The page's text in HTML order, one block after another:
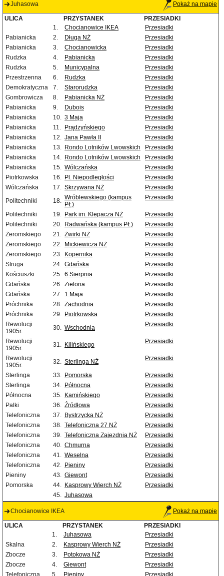
Juhasowa Pokaż na mapie
ULICA PRZYSTANEK
PRZESIADKI
1.
Chocianowice IKEA
Przesiadki
Pabianicka
2. Długa NŻ
Przesiadki
Pabianicka
3. Chocianowicka
Przesiadki
Rudzka
4. Pabianicka
Przesiadki
Rudzka
5. Municypalna
Przesiadki
Przestrzenna
6. Rudzka
Przesiadki
Demokratyczna
7. Starorudzka
Przesiadki
Gombrowicza
8. Pabianicka NŻ
Przesiadki
Pabianicka
9. Dubois
Przesiadki
Pabianicka
10. 3 Maja
Przesiadki
Pabianicka
11. Prądzyńskiego
Przesiadki
Pabianicka
12. Jana Pawła II
Przesiadki
Pabianicka
13. Rondo Lotników Lwowskich
Przesiadki
Pabianicka
14. Rondo Lotników Lwowskich
Przesiadki
Pabianicka
15. Wólczańska
Przesiadki
Piotrkowska
16. Pl. Niepodległości
Przesiadki
Wólczańska
17. Skrzywana NŻ
Przesiadki
Politechniki
18. Wróblewskiego (kampus
PŁ)
Przesiadki
Politechniki 19. Park im. Klepacza NŻ
Przesiadki
Politechniki
20. Radwańska (kampus PŁ)
Przesiadki
Żeromskiego
21. Żwirki NŻ
Przesiadki
Żeromskiego
22. Mickiewicza NŻ
Przesiadki
Żeromskiego
23. Kopernika
Przesiadki
Struga
24. Gdańska
Przesiadki
Kościuszki
25. 6 Sierpnia
Przesiadki
Gdańska
26. Zielona
Przesiadki
Gdańska
27. 1 Maja
Przesiadki
Próchnika
28. Zachodnia
Przesiadki
Próchnika
29. Piotrkowska
Przesiadki
Rewolucji
1905r.
30. Wschodnia Przesiadki
Rewolucji
1905r.
31. Kilińskiego Przesiadki
Rewolucji
1905r.
32. Sterlinga NŻ Przesiadki
Sterlinga 33. Pomorska
Przesiadki
Sterlinga
34. Północna
Przesiadki
Północna
35. Kamińskiego
Przesiadki
Palki
36. Źródłowa
Przesiadki
Telefoniczna
37. Bystrzycka NŻ
Przesiadki
Telefoniczna
38. Telefoniczna 27 NŻ
Przesiadki
Telefoniczna
39. Telefoniczna Zajezdnia NŻ
Przesiadki
Telefoniczna
40. Chmurna
Przesiadki
Telefoniczna
41. Weselna
Przesiadki
Telefoniczna
42. Pieniny
Przesiadki
Pieniny
43. Giewont
Przesiadki
Pomorska
44. Kasprowy Wierch NŻ
Przesiadki
45. Juhasowa
Chocianowice IKEA Pokaż na mapie
ULICA PRZYSTANEK
PRZESIADKI
1.
Juhasowa
Przesiadki
Skalna
2. Kasprowy Wierch NŻ
Przesiadki
Zbocze
3. Potokowa NŻ
Przesiadki
Zbocze
4. Giewont
Przesiadki
Telefoniczna
5. Pieniny
Przesiadki